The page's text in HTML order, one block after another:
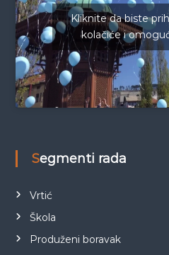
Kliknite da biste
kolačiće i
Segmenti rada
Vrtić
Škola
Produženi boravak